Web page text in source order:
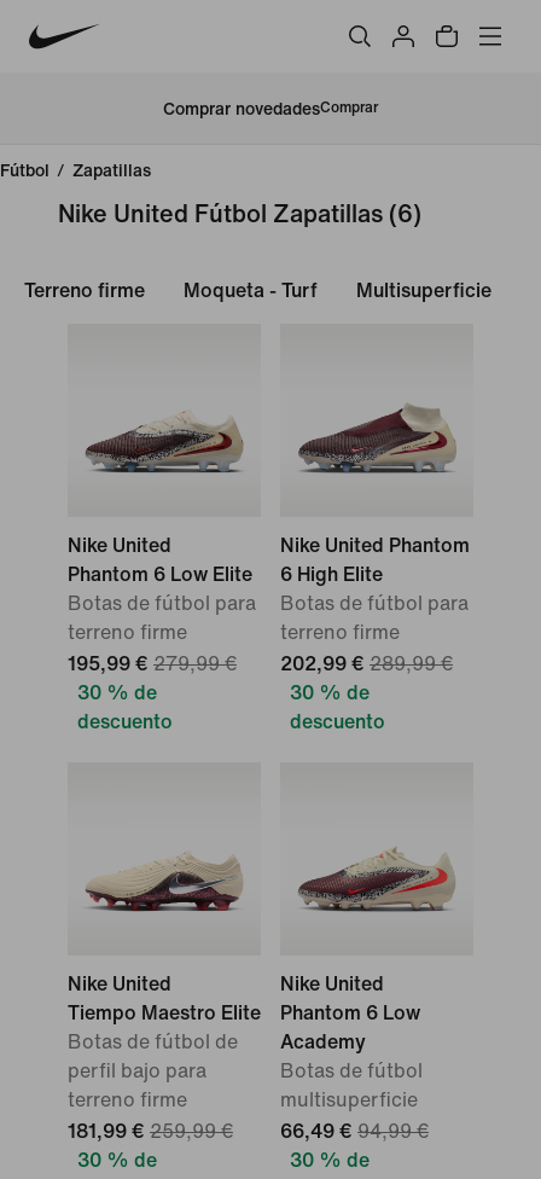
Comprar novedadesComprar
Fútbol / Zapatillas
Nike United Fútbol Zapatillas (6)
Terreno firme Moqueta - Turf Multisuperficie
Nike United
Phantom 6 Low Elite
Botas de fútbol para
terreno firme
195,99 € 279,99 €
30 % de
descuento
Nike United Phantom
6 High Elite
Botas de fútbol para
terreno firme
202,99 € 289,99 €
30 % de
descuento
Nike United
Tiempo Maestro Elite
Botas de fútbol de
perfil bajo para
terreno firme
181,99 € 259,99 €
30 % de
Nike United
Phantom 6 Low
Academy
Botas de fútbol
multisuperficie
66,49 € 94,99 €
30 % de